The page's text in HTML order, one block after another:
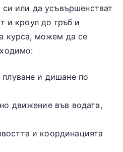
или да усъвършенстват
и кроул до гръб и
курса, можем да се
и дишане по
движение във водата,
и координацията